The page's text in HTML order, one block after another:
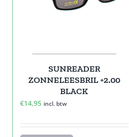
SUNREADER
ZONNELEESBRIL +2.00
BLACK
€14,95 incl. btw